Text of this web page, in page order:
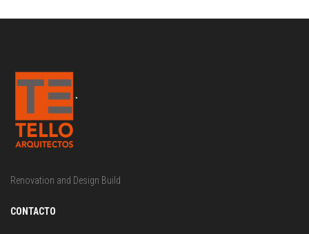
Renovation and Design Build
CONTACTO